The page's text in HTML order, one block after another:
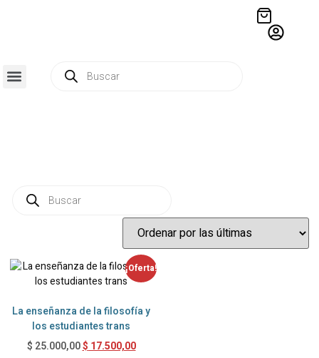
¡Oferta!
La enseñanza de la filosofía y
los estudiantes trans
$ 25.000,00 $ 17.500,00